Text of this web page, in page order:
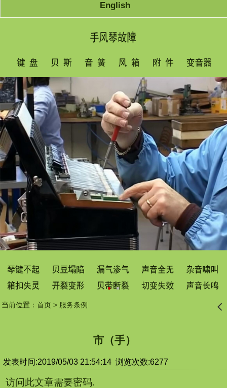
English
当前位置： 首页> 服务条例 󰊒
市（手）
发表时间:2019/05/03 21:54:14 浏览次数:6277
访问此文章需要密码.